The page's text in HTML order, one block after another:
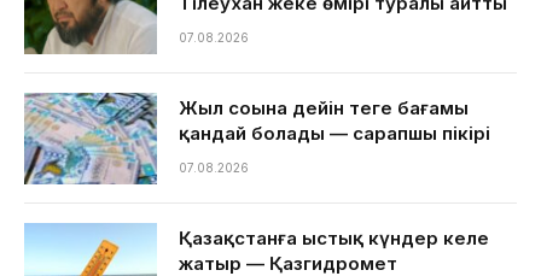
07.08.2026
Жыл соңына дейін теңге бағамы
қандай болады — сарапшы пікірі
07.08.2026
Қазақстанға ыстық күндер келе
жатыр — Қазгидромет